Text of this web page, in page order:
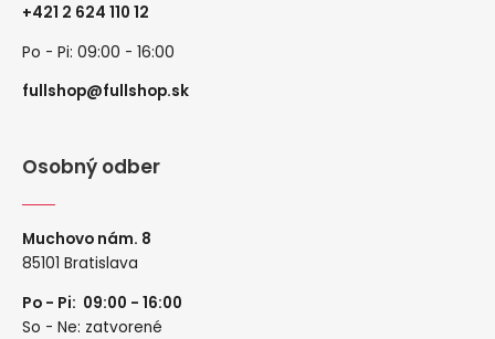
+421 2 624 110 12
Po - Pi: 09:00 - 16:00
fullshop@fullshop.sk
Osobný odber
Muchovo nám. 8
85101 Bratislava
Po - Pi: 09:00 - 16:00
So - Ne: zatvorené